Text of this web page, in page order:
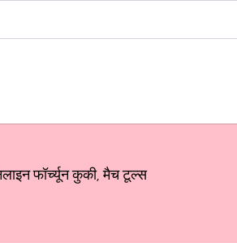
फॉर्च्यून कुकी, मैच टूल्स